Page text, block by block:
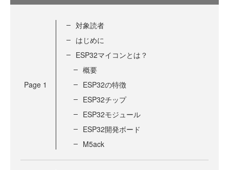
Page 1
対象読者
はじめに
ESP32マイコンとは？
概要
ESP32の特徴
ESP32チップ
ESP32モジュール
ESP32開発ボード
M5ack